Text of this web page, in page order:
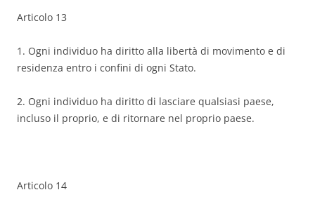
Articolo 13
1. Ogni individuo ha diritto alla libertà di movimento e di
residenza entro i confini di ogni Stato.
2. Ogni individuo ha diritto di lasciare qualsiasi paese,
incluso il proprio, e di ritornare nel proprio paese.
Articolo 14